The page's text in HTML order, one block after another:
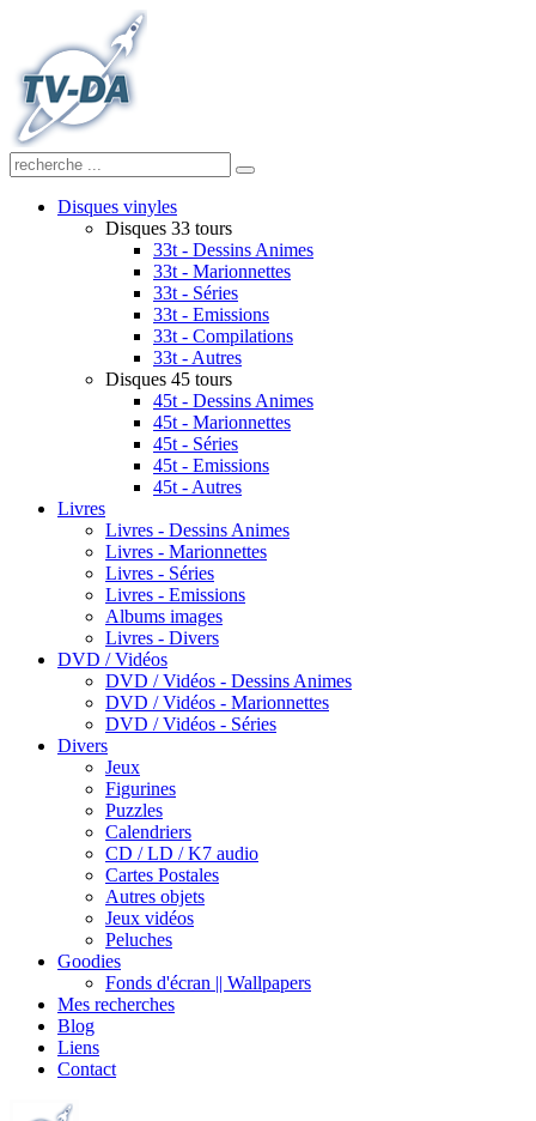
Disques vinyles
Disques 33 tours
33t - Dessins Animes
33t - Marionnettes
33t - Séries
33t - Emissions
33t - Compilations
33t - Autres
Disques 45 tours
45t - Dessins Animes
45t - Marionnettes
45t - Séries
45t - Emissions
45t - Autres
Livres
Livres - Dessins Animes
Livres - Marionnettes
Livres - Séries
Livres - Emissions
Albums images
Livres - Divers
DVD / Vidéos
DVD / Vidéos - Dessins Animes
DVD / Vidéos - Marionnettes
DVD / Vidéos - Séries
Divers
Jeux
Figurines
Puzzles
Calendriers
CD / LD / K7 audio
Cartes Postales
Autres objets
Jeux vidéos
Peluches
Goodies
Fonds d'écran || Wallpapers
Mes recherches
Blog
Liens
Contact